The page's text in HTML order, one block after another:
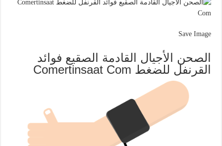
Save Image
الصحن الأجيال القادمة الصقيع فوائد
القرنفل للضغط Comertinsaat Com